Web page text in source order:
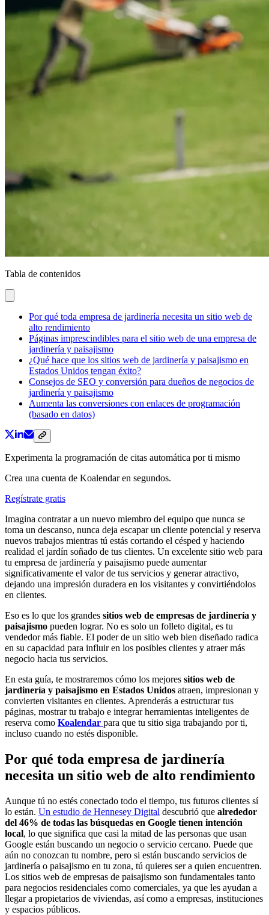
Tabla de contenidos
Por qué toda empresa de jardinería necesita un sitio web de
alto rendimiento
Páginas imprescindibles para el sitio web de una empresa de
jardinería y paisajismo
¿Qué hace que los sitios web de jardinería y paisajismo en
Estados Unidos tengan éxito?
Consejos de SEO y conversión para dueños de negocios de
jardinería y paisajismo
Aumenta las conversiones con enlaces de programación
(basado en datos)
Experimenta la programación de citas automática por ti mismo
Crea una cuenta de Koalendar en segundos.
Regístrate gratis
Imagina contratar a un nuevo miembro del equipo que nunca se
toma un descanso, nunca deja escapar un cliente potencial y reserva
nuevos trabajos mientras tú estás cortando el césped y haciendo
realidad el jardín soñado de tus clientes. Un excelente sitio web para
tu empresa de jardinería y paisajismo puede aumentar
significativamente el valor de tus servicios y generar atractivo,
dejando una impresión duradera en los visitantes y convirtiéndolos
en clientes.
Eso es lo que los grandes sitios web de empresas de jardinería y
paisajismo pueden lograr. No es solo un folleto digital, es tu
vendedor más fiable. El poder de un sitio web bien diseñado radica
en su capacidad para influir en los posibles clientes y atraer más
negocio hacia tus servicios.
En esta guía, te mostraremos cómo los mejores sitios web de
jardinería y paisajismo en Estados Unidos atraen, impresionan y
convierten visitantes en clientes. Aprenderás a estructurar tus
páginas, mostrar tu trabajo e integrar herramientas inteligentes de
reserva como Koalendar para que tu sitio siga trabajando por ti,
incluso cuando no estés disponible.
Por qué toda empresa de jardinería
necesita un sitio web de alto rendimiento
Aunque tú no estés conectado todo el tiempo, tus futuros clientes sí
lo están. Un estudio de Hennesey Digital descubrió que alrededor
del 46% de todas las búsquedas en Google tienen intención
local, lo que significa que casi la mitad de las personas que usan
Google están buscando un negocio o servicio cercano. Puede que
aún no conozcan tu nombre, pero si están buscando servicios de
jardinería o paisajismo en tu zona, tú quieres ser a quien encuentren.
Los sitios web de empresas de paisajismo son fundamentales tanto
para negocios residenciales como comerciales, ya que les ayudan a
llegar a propietarios de viviendas, así como a empresas, instituciones
y espacios públicos.